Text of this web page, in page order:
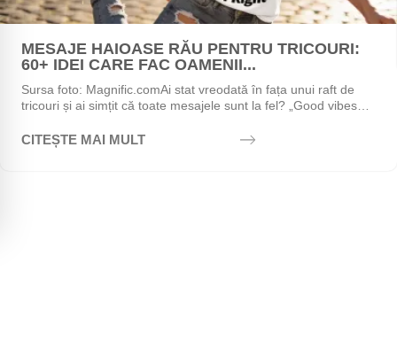
MESAJE HAIOASE RĂU PENTRU TRICOURI:
60+ IDEI CARE FAC OAMENII...
Sursa foto: Magnific.comAi stat vreodată în fața unui raft de
tricouri și ai simțit că toate mesajele sunt la fel? „Good vibes
CITEȘTE MAI MULT